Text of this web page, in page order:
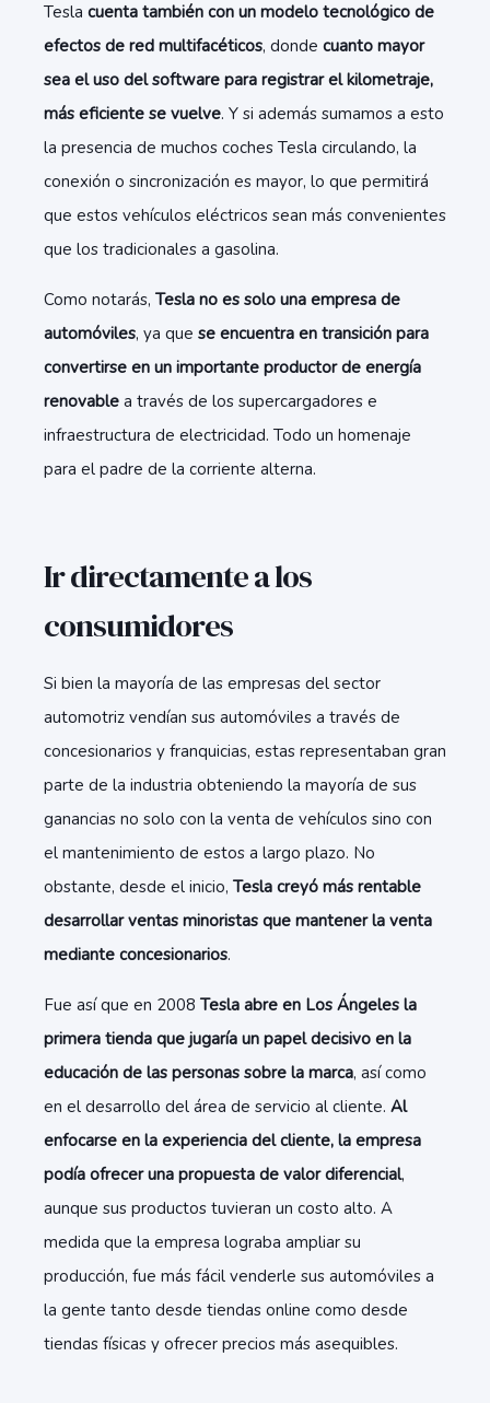
Tesla cuenta también con un modelo tecnológico de
efectos de red multifacéticos, donde cuanto mayor
sea el uso del software para registrar el kilometraje,
más eficiente se vuelve. Y si además sumamos a esto
la presencia de muchos coches Tesla circulando, la
conexión o sincronización es mayor, lo que permitirá
que estos vehículos eléctricos sean más convenientes
que los tradicionales a gasolina.
Como notarás, Tesla no es solo una empresa de
automóviles, ya que se encuentra en transición para
convertirse en un importante productor de energía
renovable a través de los supercargadores e
infraestructura de electricidad. Todo un homenaje
para el padre de la corriente alterna.
Ir directamente a los
consumidores
Si bien la mayoría de las empresas del sector
automotriz vendían sus automóviles a través de
concesionarios y franquicias, estas representaban gran
parte de la industria obteniendo la mayoría de sus
ganancias no solo con la venta de vehículos sino con
el mantenimiento de estos a largo plazo. No
obstante, desde el inicio, Tesla creyó más rentable
desarrollar ventas minoristas que mantener la venta
mediante concesionarios.
Fue así que en 2008 Tesla abre en Los Ángeles la
primera tienda que jugaría un papel decisivo en la
educación de las personas sobre la marca, así como
en el desarrollo del área de servicio al cliente. Al
enfocarse en la experiencia del cliente, la empresa
podía ofrecer una propuesta de valor diferencial,
aunque sus productos tuvieran un costo alto. A
medida que la empresa lograba ampliar su
producción, fue más fácil venderle sus automóviles a
la gente tanto desde tiendas online como desde
tiendas físicas y ofrecer precios más asequibles.